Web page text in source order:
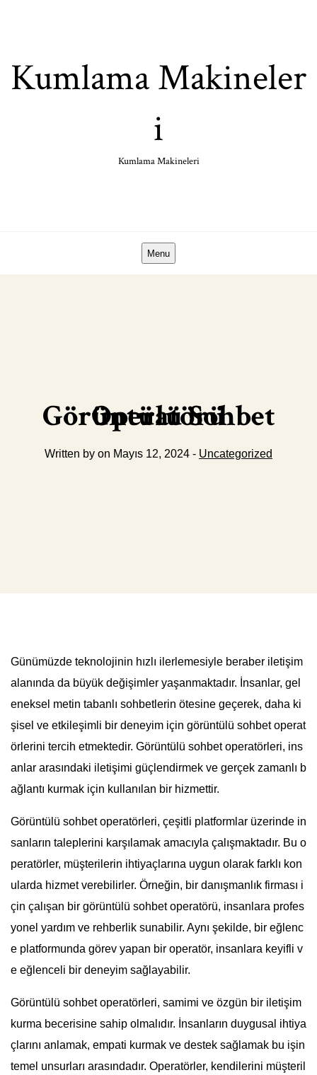
Kumlama Makineler
i
Kumlama Makineleri
Menu
Görüntülü Sohbet Operatörü
Written by on Mayıs 12, 2024 - Uncategorized
Günümüzde teknolojinin hızlı ilerlemesiyle beraber iletişim
alanında da büyük değişimler yaşanmaktadır. İnsanlar, gel
eneksel metin tabanlı sohbetlerin ötesine geçerek, daha ki
şisel ve etkileşimli bir deneyim için görüntülü sohbet operat
örlerini tercih etmektedir. Görüntülü sohbet operatörleri, ins
anlar arasındaki iletişimi güçlendirmek ve gerçek zamanlı b
ağlantı kurmak için kullanılan bir hizmettir.
Görüntülü sohbet operatörleri, çeşitli platformlar üzerinde in
sanların taleplerini karşılamak amacıyla çalışmaktadır. Bu o
peratörler, müşterilerin ihtiyaçlarına uygun olarak farklı kon
ularda hizmet verebilirler. Örneğin, bir danışmanlık firması i
çin çalışan bir görüntülü sohbet operatörü, insanlara profes
yonel yardım ve rehberlik sunabilir. Aynı şekilde, bir eğlenc
e platformunda görev yapan bir operatör, insanlara keyifli v
e eğlenceli bir deneyim sağlayabilir.
Görüntülü sohbet operatörleri, samimi ve özgün bir iletişim
kurma becerisine sahip olmalıdır. İnsanların duygusal ihtiya
çlarını anlamak, empati kurmak ve destek sağlamak bu işin
temel unsurları arasındadır. Operatörler, kendilerini müşteril